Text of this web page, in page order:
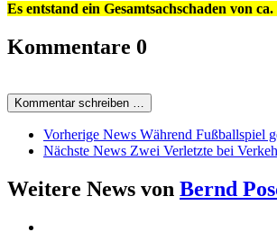
Es entstand ein Gesamtsachschaden von
Kommentare 0
Kommentar schreiben …
Vorherige News Während Fußballspiel
Nächste News Zwei Verletzte bei
Weitere News von Bernd